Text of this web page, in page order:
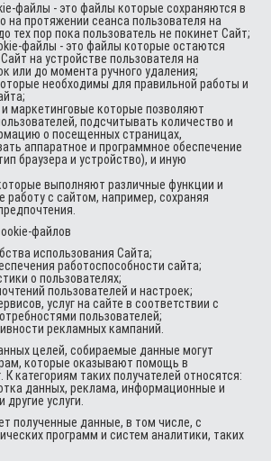
файлы - это файлы которые сохраняются в
на протяжении сеанса пользователя на
тех пор пока пользователь не покинет Сайт;
файлы - это файлы которые остаются
на устройстве пользователя на
или до момента ручного удаления;
необходимы для правильной работы и
маркетинговые которые позволяют
подсчитывать количество и
о посещенных страницах,
аппаратное и программное обеспечение
браузера и устройство), и иную
выполняют различные функции и
работу с сайтом, например, сохраняя
файлов
использования Сайта;
работоспособности сайта;
о пользователях;
пользователей и настроек;
услуг на сайте в соответствии с
пользователей;
рекламных кампаний.
целей, собираемые данные могут
которые оказывают помощь в
К категориям таких получателей относятся:
данных, реклама, информационные и
услуги.
полученные данные, в том числе, с
программ и систем аналитики, таких